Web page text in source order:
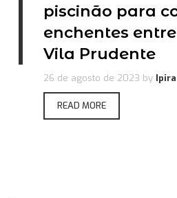
piscinão para
enchentes
Vila Prudente
26 de agosto de 2023 by
READ MORE